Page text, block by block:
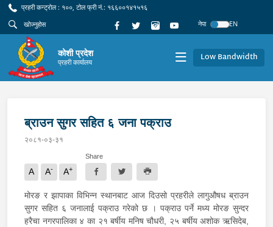
प्रहरी कन्ट्रोल : १००, टोल फ्री नं.: १६६००१४१५१६
नेपा
EN
कोशी प्रदेश
प्रहरी कार्यालय Low Bandwidth
ब्राउन सुगर सहित ६ जना पक्राउ
२०८१-०३-३१
A A- A+
Share
मोरङ र झापाका विभिन्न स्थानबाट आज दिउसो प्रहरीले लागुऔषध ब्राउन
सुगर सहित ६ जनालाई पक्राउ गरेको छ । पक्राउ पर्ने मध्य मोरङ सुन्दर
हरैचा नगरपालिका ४ का २१ बर्षीय मनिष चौधरी, २५ बर्षीय अशोक ऋसिदेब,